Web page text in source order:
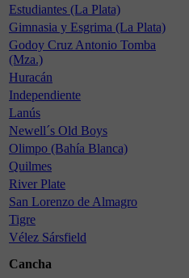
Estudiantes (La Plata)
Gimnasia y Esgrima (La Plata)
Godoy Cruz Antonio Tomba
(Mza.)
Huracán
Independiente
Lanús
Newell´s Old Boys
Olimpo (Bahía Blanca)
Quilmes
River Plate
San Lorenzo de Almagro
Tigre
Vélez Sársfield
Cancha